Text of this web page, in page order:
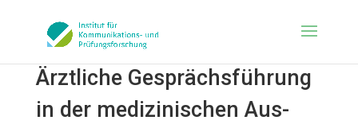
Ärztliche Gesprächsführung
in der medizinischen Aus-